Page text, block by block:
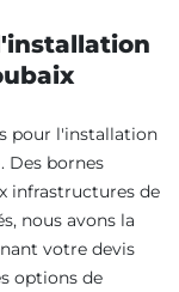
pour l'installation
Des bornes
infrastructures de
nous avons la
votre devis
options de